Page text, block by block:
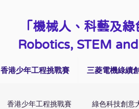
「機械人、科藝及
Robotics, STEM
香港少年工程挑戰賽 三菱電機綠續
香港少年工程挑戰賽 綠色科技創意